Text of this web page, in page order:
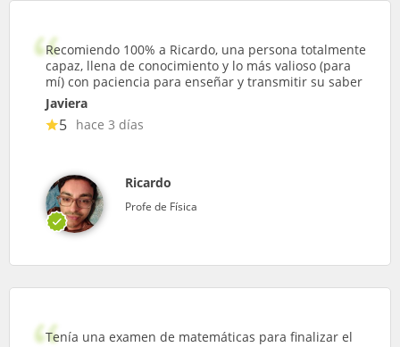
Recomiendo 100% a Ricardo, una persona totalmente
capaz, llena de conocimiento y lo más valioso (para
mí) con paciencia para enseñar y transmitir su saber
Javiera
5 hace 3 días
Ricardo
Profe de Física
Tenía una examen de matemáticas para finalizar el